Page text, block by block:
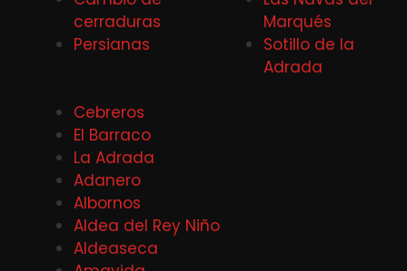
cerraduras
Persianas
Marqués
Sotillo de la
Adrada
Cebreros
El Barraco
La Adrada
Adanero
Albornos
Aldea del Rey Niño
Aldeaseca